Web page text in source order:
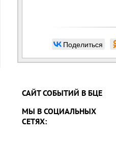
Поделиться
САЙТ СОБЫТИЙ В БЦЕ
МЫ В СОЦИАЛЬНЫХ
СЕТЯХ: